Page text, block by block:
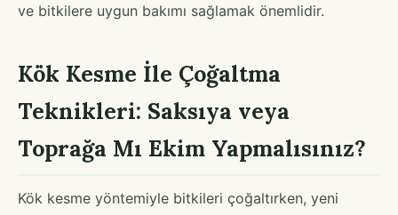
ve bitkilere uygun bakımı sağlamak önemlidir.
Kök Kesme İle Çoğaltma
Teknikleri: Saksıya veya
Toprağa Mı Ekim Yapmalısınız?
Kök kesme yöntemiyle bitkileri çoğaltırken, yeni